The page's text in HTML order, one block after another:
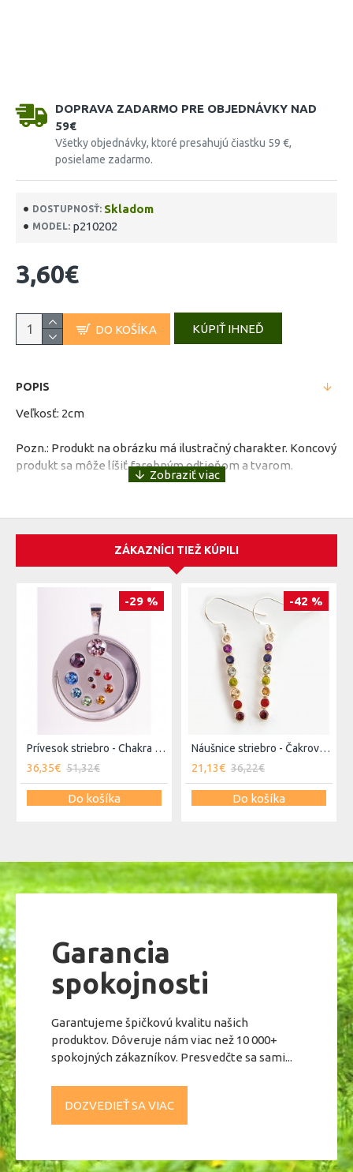
DOPRAVA ZADARMO PRE OBJEDNÁVKY NAD
59€
Všetky objednávky, ktoré presahujú čiastku 59 €,
posielame zadarmo.
DOSTUPNOSŤ: Skladom
MODEL: p210202
3,60€
DO KOŠÍKA KÚPIŤ IHNEĎ
POPIS
Veľkosť: 2cm
Pozn.: Produkt na obrázku má ilustračný charakter. Koncový
produkt sa môže líšiť farebným odtieňom a tvarom.
ZÁKAZNÍCI TIEŽ KÚPILI
-29 %
Prívesok striebro - Chakra Power
36,35€ 51,32€
Do košíka
-42 %
Náušnice striebro - Čakrové 2
21,13€ 36,22€
Do košíka
Garancia
spokojnosti
Garantujeme špičkovú kvalitu našich
produktov. Dôveruje nám viac než 10 000+
spokojných zákazníkov. Presvedčte sa sami...
DOZVEDIEŤ SA VIAC